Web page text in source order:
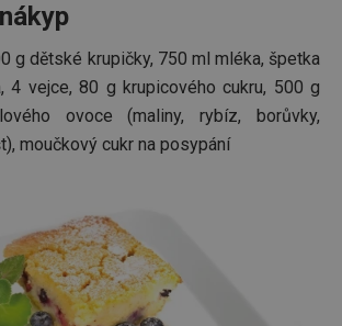
g dětské krupičky, 750 ml mléka, špetka
4 vejce, 80 g krupicového cukru, 500 g
ovoce (maliny, rybíz, borůvky,
moučkový cukr na posypání